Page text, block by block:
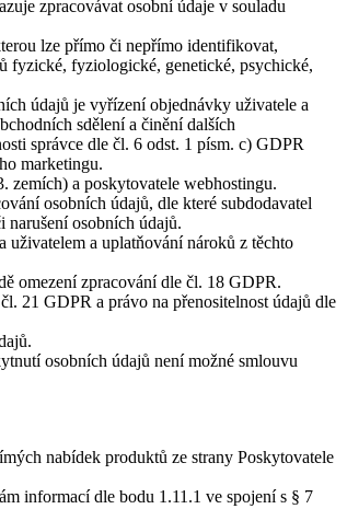
zpracovávat osobní údaje v souladu
lze přímo či nepřímo identifikovat,
fyzické, fyziologické, genetické, psychické,
údajů je vyřízení objednávky uživatele a
sdělení a činění dalších
správce dle čl. 6 odst. 1 písm. c) GDPR
marketingu.
zemích) a poskytovatele webhostingu.
osobních údajů, dle které subdodavatel
osobních údajů.
a uplatňování nároků z těchto
omezení zpracování dle čl. 18 GDPR.
21 GDPR a právo na přenositelnost údajů dle
osobních údajů není možné smlouvu
nabídek produktů ze strany Poskytovatele
informací dle bodu 1.11.1 ve spojení s § 7